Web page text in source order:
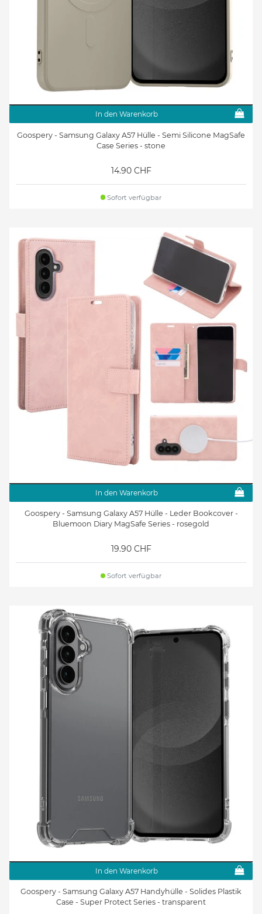
In den Warenkorb
Goospery - Samsung Galaxy A57 Hülle - Semi Silicone MagSafe
Case Series - stone
14.90 CHF
Sofort verfügbar
In den Warenkorb
Goospery - Samsung Galaxy A57 Hülle - Leder Bookcover -
Bluemoon Diary MagSafe Series - rosegold
19.90 CHF
Sofort verfügbar
In den Warenkorb
Goospery - Samsung Galaxy A57 Handyhülle - Solides Plastik
Case - Super Protect Series - transparent